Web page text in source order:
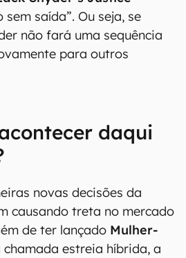
sem saída”. Ou seja, se
não fará uma sequência
para outros
daqui
novas decisões da
causando treta no mercado
de ter lançado Mulher-
chamada estreia híbrida, a